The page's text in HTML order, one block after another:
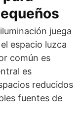
juega
espacio luzca
común es
es
reducidos
fuentes de